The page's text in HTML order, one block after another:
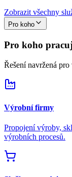
Zobrazit všechny
Pro koho
Pro koho
Řešení navržená
Výrobní firmy
Propojení výroby,
výrobních procesů.